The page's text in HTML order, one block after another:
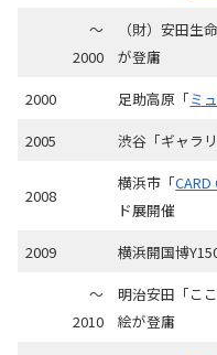
〜
2000
（財）安田生
が登庸
2000
足助高原「ミ
2005
渋谷「ギャラ
2008
横浜市「CARD
ド展開催
2009
横浜開国博
〜
2010
明治安田「こ
絵が登庸